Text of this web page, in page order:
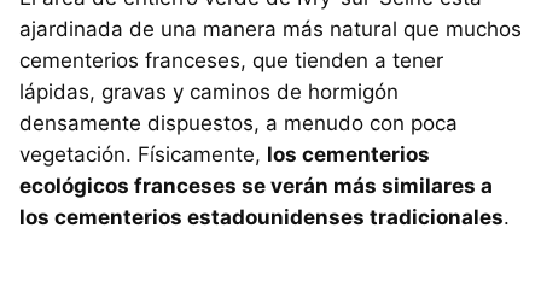
ajardinada de una manera más natural que muchos
cementerios franceses, que tienden a tener
lápidas, gravas y caminos de hormigón
densamente dispuestos, a menudo con poca
vegetación. Físicamente, los cementerios
ecológicos franceses se verán más similares a
los cementerios estadounidenses tradicionales.